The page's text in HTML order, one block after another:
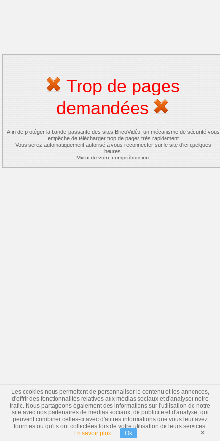
Trop de pages
demandées
Afin de protéger la bande-passante des sites BricoVidéo, un mécanisme de sécurité vous
empêche de télécharger trop de pages très rapidement
Vous serez automatiquement autorisé à vous reconnecter sur le site d'ici quelques
heures.
Merci de votre compréhension.
Les cookies nous permettent de personnaliser le contenu et les annonces,
d'offrir des fonctionnalités relatives aux médias sociaux et d'analyser notre
trafic. Nous partageons également des informations sur l'utilisation de notre
site avec nos partenaires de médias sociaux, de publicité et d'analyse, qui
peuvent combiner celles-ci avec d'autres informations que vous leur avez
fournies ou qu'ils ont collectées lors de votre utilisation de leurs services.
En savoir plus
Ok ×